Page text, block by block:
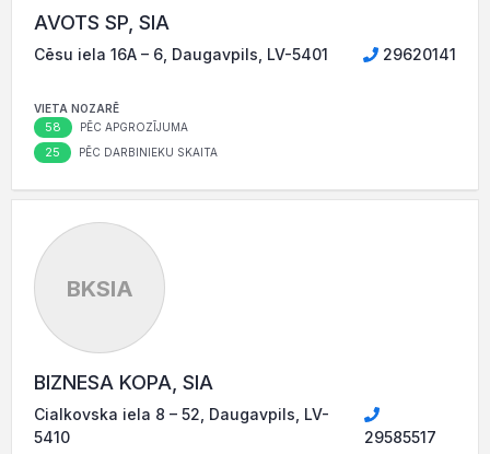
AVOTS SP, SIA
Cēsu iela 16A – 6, Daugavpils, LV-5401 29620141
VIETA NOZARĒ
58 PĒC APGROZĪJUMA
25 PĒC DARBINIEKU SKAITA
BKSIA
BIZNESA KOPA, SIA
Cialkovska iela 8 – 52, Daugavpils, LV-
5410
29585517